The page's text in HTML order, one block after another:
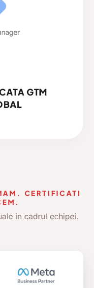
GTM
CERTIFICATI
in cadrul echipei.